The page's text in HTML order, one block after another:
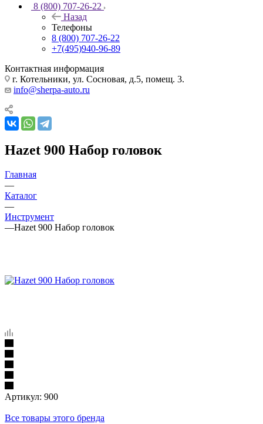
8 (800) 707-26-22
Назад
Телефоны
8 (800) 707-26-22
+7(495)940-96-89
Контактная информация
г. Котельники, ул. Сосновая, д.5, помещ. 3.
info@sherpa-auto.ru
Hazet 900 Набор головок
Главная
—
Каталог
—
Инструмент
—Hazet 900 Набор головок
Артикул: 900
Все товары этого бренда